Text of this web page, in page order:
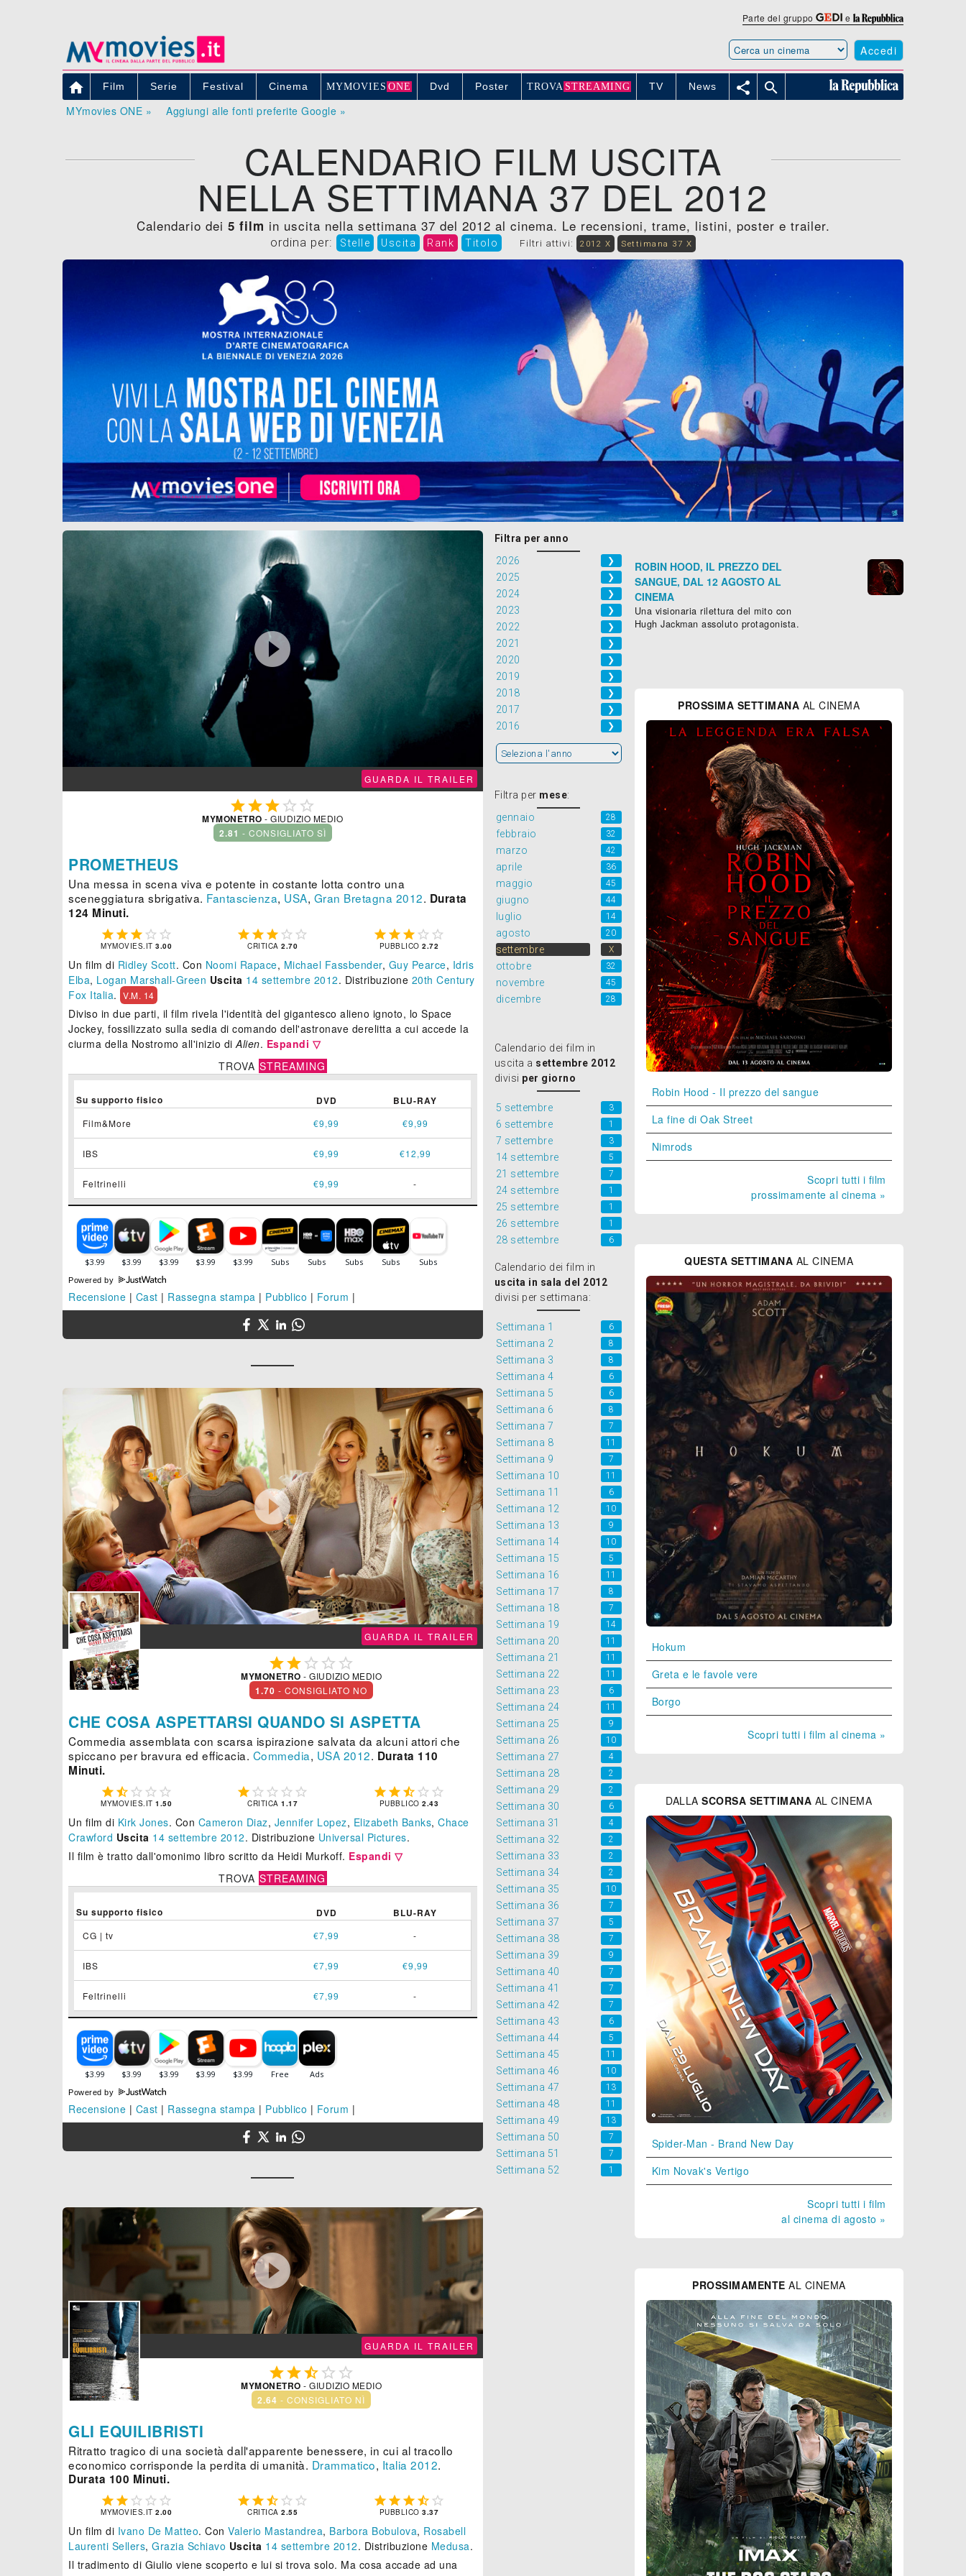
Parte del gruppo e
Accedi
 Film Serie Festival Cinema MYMOVIE S ONE Dvd Poster TROVA STREAMING TV News  
MYmovies ONE » Aggiungi alle fonti preferite Google »
CALENDARIO FILM USCITA
NELLA SETTIMANA 37 DEL 2012
Calendario dei 5 film in uscita nella settimana 37 del 2012 al cinema. Le recensioni, trame, listini, poster e trailer.
ordina per: Stelle Uscita Rank Titolo Filtri attivi: 2012 X Settimana 37 X

GUARDA IL TRAILER
  
MYMONETRO - GIUDIZIO MEDIO
2.81 - CONSIGLIATO SÌ
PROMETHEUS
Una messa in scena viva e potente in costante lotta contro una
sceneggiatura sbrigativa. Fantascienza, USA, Gran Bretagna 2012. Durata
124 Minuti.
    
MYMOVIES.IT3.00
    
CRITICA2.70
    
PUBBLICO2.72
Un film di Ridley Scott. Con Noomi Rapace, Michael Fassbender, Guy Pearce, Idris
Elba, Logan Marshall-Green Uscita 14 settembre 2012. Distribuzione 20th Century
Fox Italia. V.M. 14
Diviso in due parti, il film rivela l'identità del gigantesco alieno ignoto, lo Space
Jockey, fossilizzato sulla sedia di comando dell'astronave derelitta a cui accede la
ciurma della Nostromo all'inizio diAlien. Espandi ▽
TROVA STREAMING
Su supporto fisico DVD BLU-RAY
Film&More €9,99 €9,99
IBS €9,99 €12,99
Feltrinelli €9,99 -
Powered by
Recensione | Cast | Rassegna stampa | Pubblico | Forum |

GUARDA IL TRAILER
   
MYMONETRO - GIUDIZIO MEDIO
1.70 - CONSIGLIATO NO
CHE COSA ASPETTARSI QUANDO SI ASPETTA
Commedia assemblata con scarsa ispirazione salvata da alcuni attori che
spiccano per bravura ed efficacia. Commedia, USA 2012. Durata 110
Minuti.
    
MYMOVIES.IT1.50
    
CRITICA1.17
    
PUBBLICO2.43
Un film di Kirk Jones. Con Cameron Diaz, Jennifer Lopez, Elizabeth Banks, Chace
Crawford Uscita 14 settembre 2012. Distribuzione Universal Pictures.
Il film è tratto dall'omonimo libro scritto da Heidi Murkoff. Espandi ▽
TROVA STREAMING
Su supporto fisico DVD BLU-RAY
CG | tv €7,99 -
IBS €7,99 €9,99
Feltrinelli €7,99 -
Powered by
Recensione | Cast | Rassegna stampa | Pubblico | Forum |

GUARDA IL TRAILER
  
MYMONETRO - GIUDIZIO MEDIO
2.64 - CONSIGLIATO NÌ
GLI EQUILIBRISTI
Ritratto tragico di una società dall'apparente benessere, in cui al tracollo
economico corrisponde la perdita di umanità. Drammatico, Italia 2012.
Durata 100 Minuti.
    
MYMOVIES.IT2.00
    
CRITICA2.55
    
PUBBLICO3.37
Un film di Ivano De Matteo. Con Valerio Mastandrea, Barbora Bobulova, Rosabell
Laurenti Sellers, Grazia Schiavo Uscita 14 settembre 2012. Distribuzione Medusa.
Il tradimento di Giulio viene scoperto e lui si trova solo. Ma cosa accade ad una
Filtra per anno
2026
❯
2025 ❯
2024 ❯
2023 ❯
2022 ❯
2021 ❯
2020 ❯
2019 ❯
2018 ❯
2017 ❯
2016 ❯
Filtra per mese:
gennaio
28
febbraio 32
marzo 42
aprile 36
maggio 45
giugno 44
luglio 14
agosto 20
settembre X
ottobre 32
novembre 45
dicembre 28
Calendario dei film in
uscita a settembre 2012
divisi per giorno
5 settembre 3
6 settembre 1
7 settembre 3
14 settembre 5
21 settembre 7
24 settembre 1
25 settembre 1
26 settembre 1
28 settembre 6
Calendario dei film in
uscita in sala del 2012
divisi per settimana:
Settimana 1 6
Settimana 2 8
Settimana 3 8
Settimana 4 6
Settimana 5 6
Settimana 6 8
Settimana 7 7
Settimana 8 11
Settimana 9 7
Settimana 10 11
Settimana 11 6
Settimana 12 10
Settimana 13 9
Settimana 14 10
Settimana 15 5
Settimana 16 11
Settimana 17 8
Settimana 18 7
Settimana 19 14
Settimana 20 11
Settimana 21 11
Settimana 22 11
Settimana 23 6
Settimana 24 11
Settimana 25 9
Settimana 26 10
Settimana 27 4
Settimana 28 2
Settimana 29 2
Settimana 30 6
Settimana 31 4
Settimana 32 2
Settimana 33 2
Settimana 34 2
Settimana 35 10
Settimana 36 7
Settimana 37 5
Settimana 38 7
Settimana 39 9
Settimana 40 7
Settimana 41 7
Settimana 42 7
Settimana 43 6
Settimana 44 5
Settimana 45 11
Settimana 46 10
Settimana 47 13
Settimana 48 11
Settimana 49 13
Settimana 50 7
Settimana 51 7
Settimana 52 1
ROBIN HOOD, IL PREZZO DEL
SANGUE, DAL 12 AGOSTO AL
CINEMA
Una visionaria rilettura del mito con
Hugh Jackman assoluto protagonista.
PROSSIMA SETTIMANA AL CINEMA
Robin Hood - Il prezzo del sangue
La fine di Oak Street
Nimrods
Scopri tutti i film
prossimamente al cinema »
QUESTA SETTIMANA AL CINEMA
Hokum
Greta e le favole vere
Borgo
Scopri tutti i film al cinema »
DALLASCORSA SETTIMANA AL CINEMA
Spider-Man - Brand New Day
Kim Novak's Vertigo
Scopri tutti i film
al cinema di agosto »
PROSSIMAMENTE AL CINEMA